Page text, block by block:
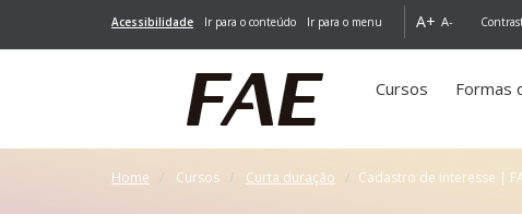
Acessibilidade Ir para o conteúdo Ir para o menu A+ A-
Cursos
Formas
Home Cursos Curta duração Cadastro de interesse |